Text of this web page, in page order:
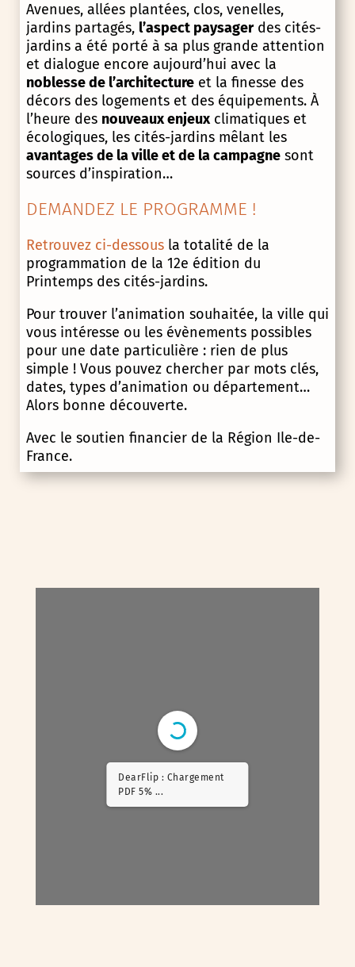
Avenues, allées plantées, clos, venelles,
jardins partagés, l’aspect paysagerdes cités-
jardins a été porté à sa plus grande attention
et dialogue encore aujourd’hui avec la
noblesse de l’architectureet la finesse des
décors des logements et des équipements. À
l’heure des nouveaux enjeuxclimatiques et
écologiques, les cités-jardins mêlant les
avantages de la ville et de la campagnesont
sources d’inspiration…
DEMANDEZ LE PROGRAMME !
Retrouvez ci-dessousla totalité de la
programmation de la 12e édition du
Printemps des cités-jardins.
Pour trouver l’animation souhaitée, la ville qui
vous intéresse ou les évènements possibles
pour une date particulière : rien de plus
simple ! Vous pouvez chercher par mots clés,
dates, types d’animation ou département…
Alors bonne découverte.
Avec le soutien financier de la Région Ile-de-
France.
DearFlip : Chargement
PDF 14% ...